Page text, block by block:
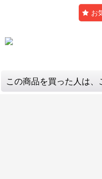
お
この商品を買った人は